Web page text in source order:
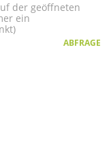
der geöffneten
ein
ABFRAGE